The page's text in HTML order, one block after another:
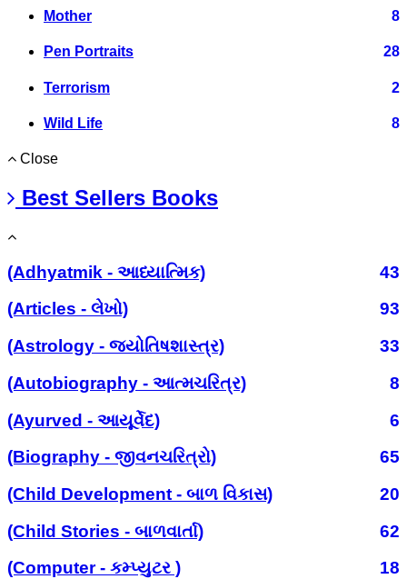
Mother 8
Pen Portraits 28
Terrorism 2
Wild Life 8
Close
Best Sellers Books
(Adhyatmik - આધ્યાત્મિક)
43
(Articles - લેખો)
93
(Astrology - જ્યોતિષશાસ્ત્ર)
33
(Autobiography - આત્મચરિત્ર)
8
(Ayurved - આયૂર્વેદ)
6
(Biography - જીવનચરિત્રો)
65
(Child Development - બાળ વિકાસ)
20
(Child Stories - બાળવાર્તા)
62
(Computer - કમ્પ્યુટર )
18